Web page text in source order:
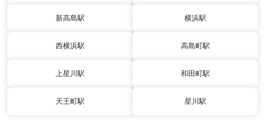
新高島駅 横浜駅
西横浜駅 高島町駅
上星川駅 和田町駅
天王町駅 星川駅